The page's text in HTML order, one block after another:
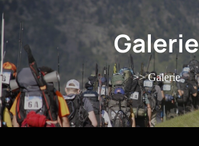
Galerie
>> Galerie